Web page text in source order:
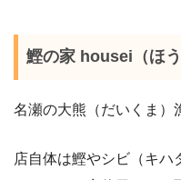
鰹の家 housei（ほ
名瀬の大熊（だいくま）
店自体は鰹やシビ（キハ